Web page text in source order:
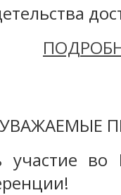
УВАЖАЕМЫЕ
во